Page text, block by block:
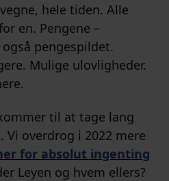
hele tiden. Alle
en. Pengene –
pengespildet.
Mulige ulovligheder.
til at tage lang
Vi overdrog i 2022 mere
for absolut ingenting
Leyen og hvem ellers?